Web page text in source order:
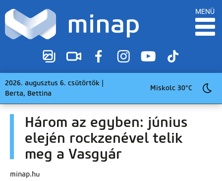
MENÜ
2026. augusztus 6. csütörtök |
Berta, Bettina
Miskolc 30°C
Három az egyben: június
elején rockzenével telik
meg a Vasgyár
minap.hu